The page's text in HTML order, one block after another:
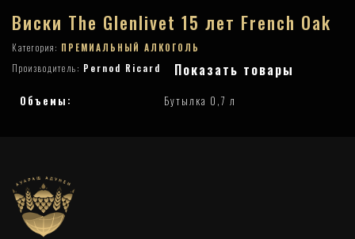
Виски The Glenlivet 15 лет French Oak
Категория: ПРЕМИАЛЬНЫЙ АЛКОГОЛЬ
Производитель: Pernod Ricard Показать товары
Объемы: Бутылка 0,7 л